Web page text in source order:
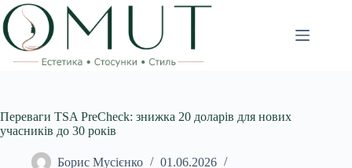
Перейти
до
вмісту
Переваги TSA PreCheck: знижка 20 доларів для нових
учасників до 30 років
Борис Мусієнко
01.06.2026